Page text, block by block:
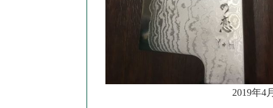
2019年4月27日